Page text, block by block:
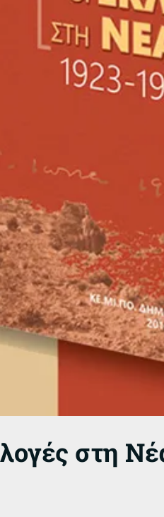
στη